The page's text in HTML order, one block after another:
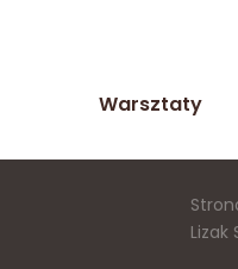
Warsztaty
Lizak